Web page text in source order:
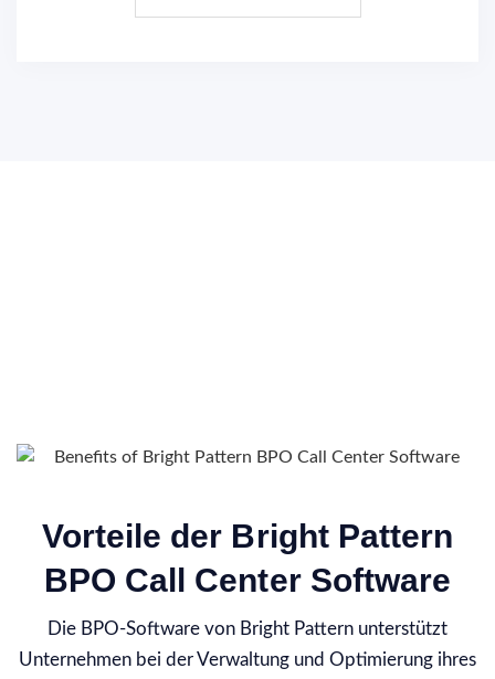
Vorteile der Bright Pattern
BPO Call Center Software
Die BPO-Software von Bright Pattern unterstützt
Unternehmen bei der Verwaltung und Optimierung ihres